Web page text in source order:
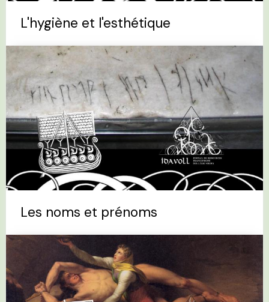
L'hygiène et l'esthétique
Les noms et prénoms